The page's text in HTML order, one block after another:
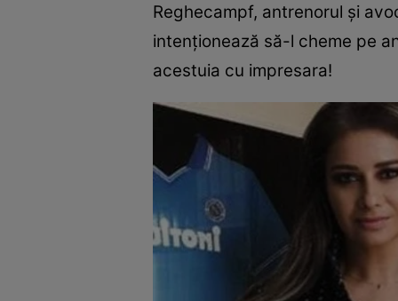
Reghecampf, antrenorul și
intenționează să-l cheme pe
acestuia cu impresara!